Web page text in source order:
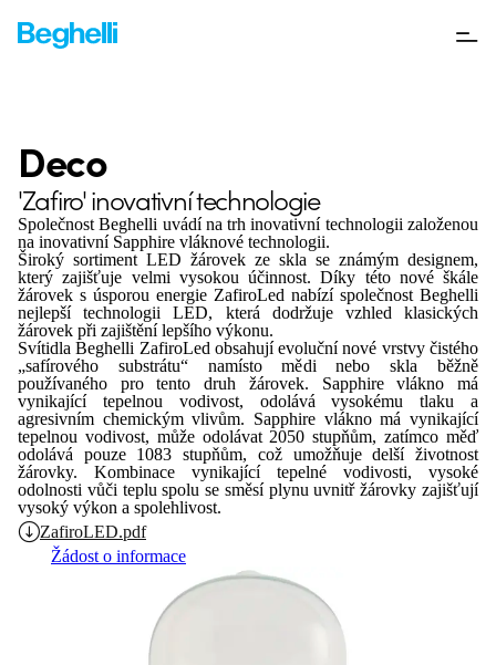
Deco
'Zafiro' inovativní technologie
Společnost Beghelli uvádí na trh inovativní technologii založenou
na inovativní Sapphire vláknové technologii.
Široký sortiment LED žárovek ze skla se známým designem,
který zajišťuje velmi vysokou účinnost.Díky této nové škále
žárovek s úsporou energie ZafiroLed nabízí společnost Beghelli
nejlepší technologii LED, která dodržuje vzhled klasických
žárovek při zajištění lepšího výkonu.
Svítidla Beghelli ZafiroLed obsahují evoluční nové vrstvy čistého
„safírového substrátu“ namísto mědi nebo skla běžně
používaného pro tento druh žárovek. Sapphire vlákno má
vynikající tepelnou vodivost, odolává vysokému tlaku a
agresivním chemickým vlivům. Sapphire vlákno má vynikající
tepelnou vodivost, může odolávat 2050 stupňům, zatímco měď
odolává pouze 1083 stupňům, což umožňuje delší životnost
žárovky. Kombinace vynikající tepelné vodivosti, vysoké
odolnosti vůči teplu spolu se směsí plynu uvnitř žárovky zajišťují
vysoký výkon a spolehlivost.
ZafiroLED.pdf
Žádost o informace